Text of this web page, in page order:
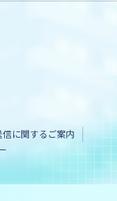
信に関するご案内